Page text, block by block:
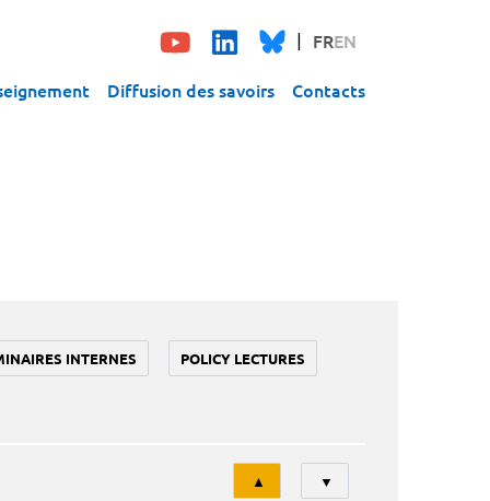
FREN
Diffusion des savoirs Contacts
INTERNES POLICY LECTURES
Tri
▲ ▼